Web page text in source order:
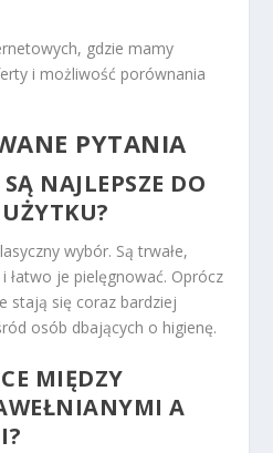
gdzie mamy
i możliwość porównania
PYTANIA
NAJLEPSZE DO
wybór. Są trwałe,
łatwo je pielęgnować. Oprócz
stają się coraz bardziej
osób dbających o higienę.
MIĘDZY
A